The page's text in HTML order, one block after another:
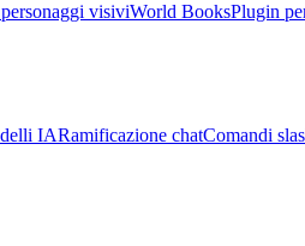
visiviWorld BooksPlugin
IARamificazione chatComandi